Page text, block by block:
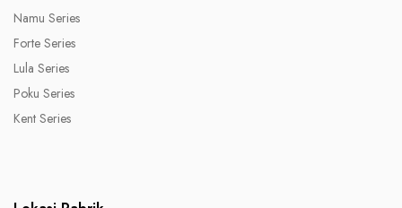
Namu Series
Forte Series
Lula Series
Poku Series
Kent Series